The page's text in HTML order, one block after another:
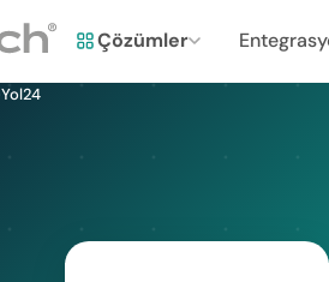
Çözümler
Yol24